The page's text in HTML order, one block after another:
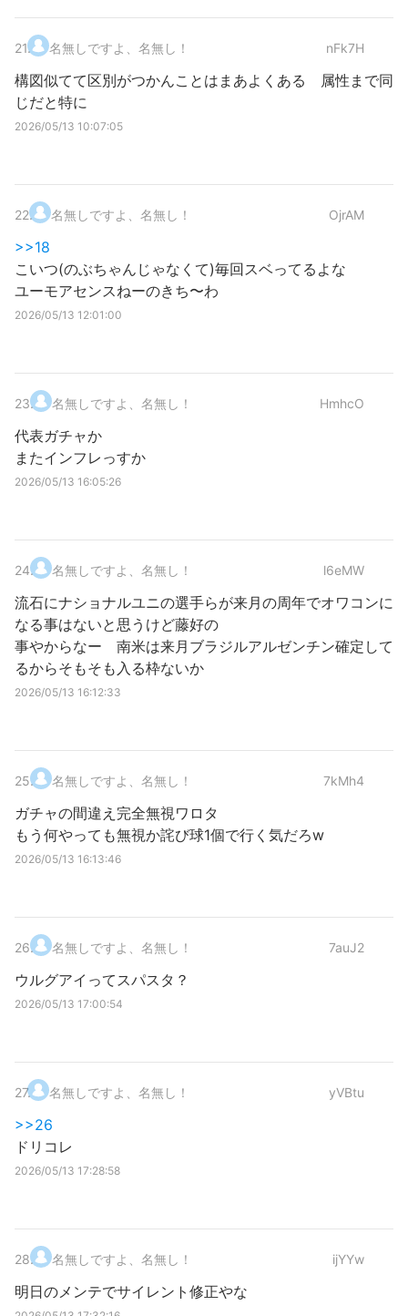
21. 名無しですよ、名無し！ nFk7H
構図似てて区別がつかんことはまあよくある 属性まで同
じだと特に
2026/05/13 10:07:05
22. 名無しですよ、名無し！ OjrAM
>>18
こいつ(のぶちゃんじゃなくて)毎回スベってるよな
ユーモアセンスねーのきち〜わ
2026/05/13 12:01:00
23. 名無しですよ、名無し！ HmhcO
代表ガチャか
またインフレっすか
2026/05/13 16:05:26
24. 名無しですよ、名無し！ l6eMW
流石にナショナルユニの選手らが来月の周年でオワコンに
なる事はないと思うけど藤好の
事やからなー 南米は来月ブラジルアルゼンチン確定して
るからそもそも入る枠ないか
2026/05/13 16:12:33
25. 名無しですよ、名無し！ 7kMh4
ガチャの間違え完全無視ワロタ
もう何やっても無視か詫び球1個で行く気だろw
2026/05/13 16:13:46
26. 名無しですよ、名無し！ 7auJ2
ウルグアイってスパスタ？
2026/05/13 17:00:54
27. 名無しですよ、名無し！ yVBtu
>>26
ドリコレ
2026/05/13 17:28:58
28. 名無しですよ、名無し！ ijYYw
明日のメンテでサイレント修正やな